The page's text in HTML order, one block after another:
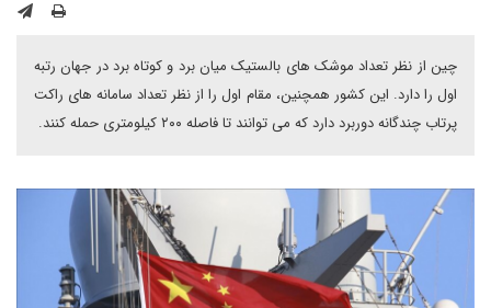
چین از نظر تعداد موشک های بالستیک میان برد و کوتاه برد در جهان رتبه
اول را دارد. این کشور همچنین، مقام اول را از نظر تعداد سامانه های راکت
پرتاب چندگانه دوربرد دارد که می توانند تا فاصله ۲۰۰ کیلومتری حمله کنند.